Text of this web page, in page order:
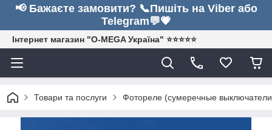
📢 Бажаєте замовити? 📞Пишіть на Viber або
Telegram💬💗
Інтернет магазин "O-MEGA Україна" ⭐⭐⭐⭐⭐
Товари та послуги Фотореле (сумеречные